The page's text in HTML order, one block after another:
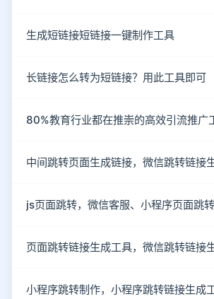
生成短链接短链接一键制作工具
长链接怎么转为短链接？用此工具即可
80%教育行业都在推崇的高效引流推广
中间跳转页面生成链接，微信跳转链接
js页面跳转，微信客服、小程序页面跳
页面跳转链接生成工具，微信跳转链接
小程序跳转制作，小程序跳转链接生成